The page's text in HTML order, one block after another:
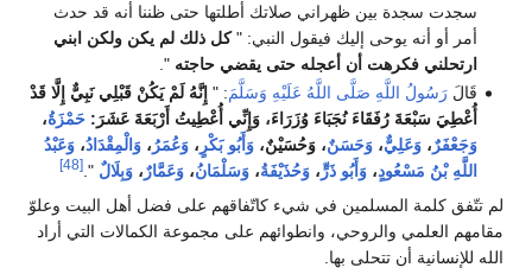
سجدت سجدة بين ظهراني صلاتك أطلتها حتى ظننا أنه قد حدث
أمر أو أنه يوحى إليك فيقول النبي: "كل ذلك لم يكن ولكن ابني
ارتحلني فكرهت أن أعجله حتى يقضي حاجته".
قَالَرَسُولُ اللَّهِ صَلَّى اللَّهُ عَلَيْهِ وَسَلَّمَ: " إِنَّهُ لَمْ يَكُنْ قَبْلِي نَبِيٌّ إِلَّا قَدْ
أُعْطِيَ سَبْعَةَ رُفَقَاءَ نُجَبَاءَ وُزَرَاءَ، وَإِنِّي أُعْطِيتُ أَرْبَعَةَ عَشَرَ:حَمْزَةُ،
وَجَعْفَرٌ،وَعَلِيٌّ،وَحَسَنٌ، وَحُسَيْنٌ،وَأَبُو بَكْرٍ ،وَعُمَرُ،وَالْمِقْدَادُ،وَعَبْدُ
اللَّهِ بْنُ مَسْعُودٍ،وَأَبُو ذَرٍّ،وَحُذَيْفَةُ،وَسَلْمَانُ،وَعَمَّارٌ،وَبِلَالٌ ".
[48]
لم تتّفق كلمة المسلمين في شيء كاتّفاقهم على فضل أهل البيت وعلوّ
مقامهم العلمي والروحي، وانطوائهم على مجموعة الكمالات التي أراد
الله للإنسانية أن تتحلى بها.